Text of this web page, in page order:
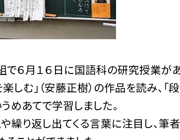
で６月１６日に国語科の研究授業があ
楽しむ」（安藤正樹）の作品を読み、
うめあてで学習しました。
繰り返し出てくる言葉に注目し、筆